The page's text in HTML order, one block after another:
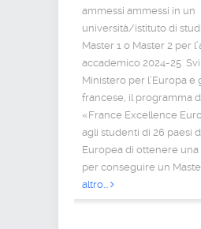
ammessi ammessi in un
università/istituto di
Master 1 o Master 2 per
accademico 2024-25
Ministero per l’Europa e
francese, il programma
«France Excellence
agli studenti di 26 paesi
Europea di ottenere una
per conseguire un
altro...